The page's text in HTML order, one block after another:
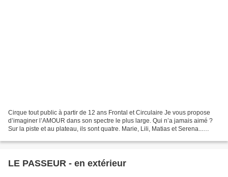
Cirque tout public à partir de 12 ans Frontal et Circulaire Je vous propose
d’imaginer l’AMOUR dans son spectre le plus large. Qui n’a jamais aimé ?
Sur la piste et au plateau, ils sont quatre. Marie, Lili, Matias et Serena...
LE PASSEUR - en extérieur